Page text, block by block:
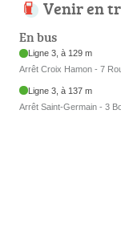
Venir en
En bus
Ligne 3, à 129 m
Arrêt Croix Hamon - 7
Ligne 3, à 137 m
Arrêt Saint-Germain - 3